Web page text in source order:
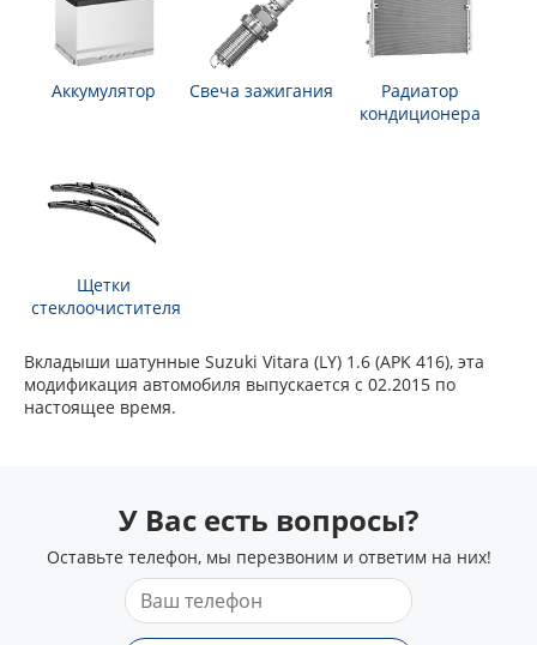
Аккумулятор Свеча зажигания
Радиатор
кондиционера
Щетки
стеклоочистителя
Вкладыши шатунные Suzuki Vitara (LY) 1.6 (APK 416), эта
модификация автомобиля выпускается с 02.2015 по
настоящее время.
У Вас есть вопросы?
Оставьте телефон, мы перезвоним и ответим на них!